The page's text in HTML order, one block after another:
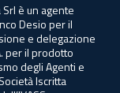
è un agente
Desio per il
e delegazione
per il prodotto
degli Agenti e
Iscritta